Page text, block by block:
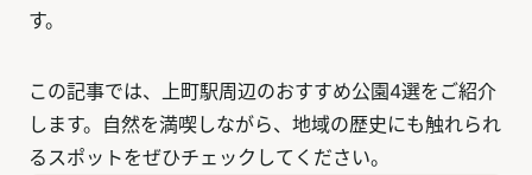
す。
この記事では、上町駅周辺のおすすめ公園4選をご紹介
します。自然を満喫しながら、地域の歴史にも触れられ
るスポットをぜひチェックしてください。